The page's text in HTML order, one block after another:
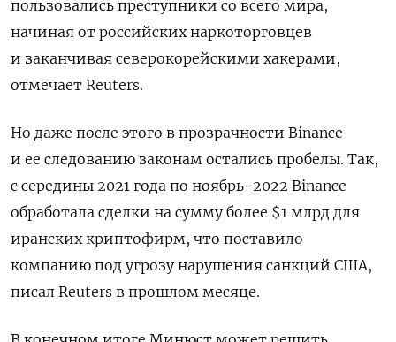
пользовались преступники со всего мира,
начиная от российских наркоторговцев
и заканчивая северокорейскими хакерами,
отмечает Reuters.
Но даже после этого в прозрачности Binance
и ее следованию законам остались пробелы. Так,
с середины 2021 года по ноябрь-2022 Binance
обработала сделки на сумму более $1 млрд для
иранских криптофирм, что поставило
компанию под угрозу нарушения санкций США,
писал Reuters в прошлом месяце.